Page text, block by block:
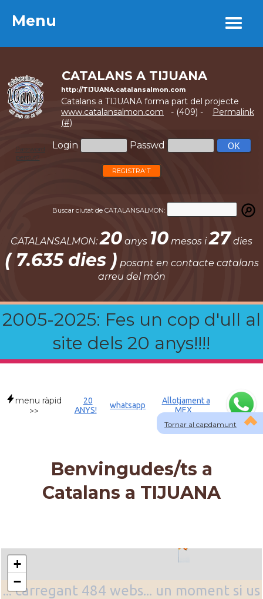
Menu
CATALANS A TIJUANA
http://TIJUANA.catalansalmon.com
Catalans a TIJUANA forma part del projecte
www.catalansalmon.com - (409) -
Permalink
(#)
Login Passwd
Password
perdut?
REGISTRA'T
Buscar ciutat de CATALANSALMON:
CATALANSALMON:20 anys 10 mesos i27 dies
( 7.635 dies ) posant en contacte catalans
arreu del món
2005-2025: Fes un cop d'ull al
site dels 20 anys!!!!
Menu
Tornar al capdamunt
menu ràpid
>>
20
ANYS!
whatsapp
Allotjament a
MEX
Benvingudes/ts a
Catalans a TIJUANA
... carregant 484 webs... un moment si us
+
−